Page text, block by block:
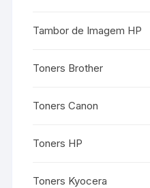
Tambor de Imagem HP
Toners Brother
Toners Canon
Toners HP
Toners Kyocera